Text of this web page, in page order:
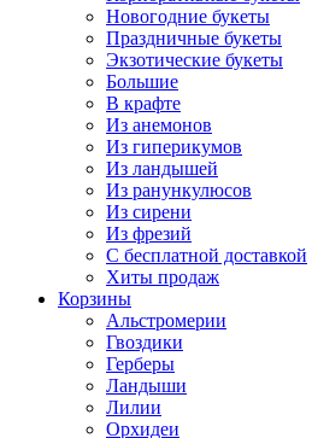
Новогодние букеты
Праздничные букеты
Экзотические букеты
Большие
В крафте
Из анемонов
Из гиперикумов
Из ландышей
Из ранункулюсов
Из сирени
Из фрезий
С бесплатной доставкой
Хиты продаж
Корзины
Альстромерии
Гвоздики
Герберы
Ландыши
Лилии
Орхидеи